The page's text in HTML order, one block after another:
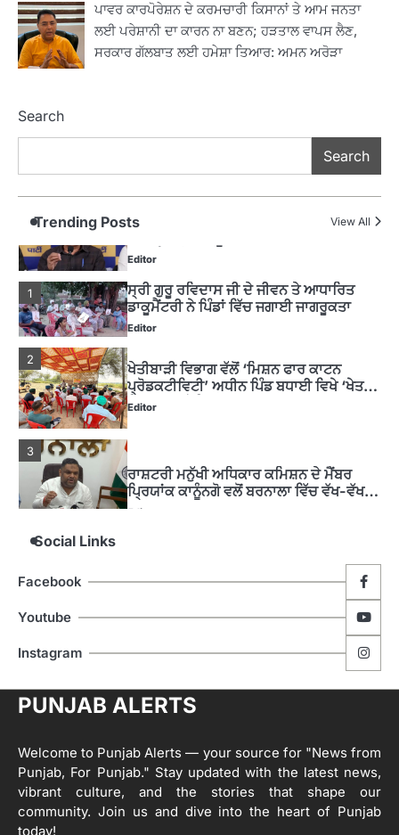
ਪਾਵਰ ਕਾਰਪੋਰੇਸ਼ਨ ਦੇ ਕਰਮਚਾਰੀ ਕਿਸਾਨਾਂ ਤੇ ਆਮ ਜਨਤਾ
ਲਈ ਪਰੇਸ਼ਾਨੀ ਦਾ ਕਾਰਨ ਨਾ ਬਣਨ; ਹੜਤਾਲ ਵਾਪਸ ਲੈਣ,
ਸਰਕਾਰ ਗੱਲਬਾਤ ਲਈ ਹਮੇਸ਼ਾ ਤਿਆਰ: ਅਮਨ ਅਰੋੜਾ
Search
Search
Trending Posts View All
3
ਰਾਸ਼ਟਰੀ ਮਨੁੱਖੀ ਅਧਿਕਾਰ ਕਮਿਸ਼ਨ ਦੇ ਮੈਂਬਰ
ਪ੍ਰਿਯਾਂਕ ਕਾਨੂੰਨਗੋ ਵਲੋਂ ਬਰਨਾਲਾ ਵਿੱਚ ਵੱਖ-ਵੱਖ
4
ਹੁਸ਼ਿਆਰਪੁਰ ਜ਼ਿਲ੍ਹੇ ਵ‘ ਈ.ਐੱਫ. ਡਿਜੀਟਾਈਜ਼ੇਸ਼ਨ
ਦਾ ਕੰਮ 99.92 ਫੀਸਦੀ ਮੁਕੰਮਲ: ਜ਼ਿਲ੍ਹਾ ਚੋਣ
ਅਫ਼ਸਰ
5
ਮੋਦੀ ਜੀ ਪੁਲਿਸ ਦੇ ਦਮ ‘ਤੇ ਨੈਸ਼ਨਲ ਟਾਊਨਹਾਲ
ਹਨ- ਕੇਜਰੀਵਾਲ
Editor
1
ਸ੍ਰੀ ਗੁਰੂ ਰਵਿਦਾਸ ਜੀ ਦੇ ਜੀਵਨ ਤੇ ਆਧਾਰਿਤ
ਡਾਕੂਮੈਂਟਰੀ ਨੇ ਪਿੰਡਾਂ ਵਿੱਚ ਜਗਾਈ ਜਾਗਰੂਕਤਾ
Editor
2
ਖੇਤੀਬਾੜੀ ਵਿਭਾਗ ਵੱਲੋਂ ‘ਮਿਸ਼ਨ ਫਾਰ ਕਾਟਨ
ਪ੍ਰੋਡਕਟੀਵਿਟੀ’ ਅਧੀਨ ਪਿੰਡ ਬਧਾਈ ਵਿਖੇ ‘ਖੇਤ
ਦਿਵਸ’ ਆਯੋਜਿਤ
Editor
3
ਰਾਸ਼ਟਰੀ ਮਨੁੱਖੀ ਅਧਿਕਾਰ ਕਮਿਸ਼ਨ ਦੇ ਮੈਂਬਰ
ਪ੍ਰਿਯਾਂਕ ਕਾਨੂੰਨਗੋ ਵਲੋਂ ਬਰਨਾਲਾ ਵਿੱਚ ਵੱਖ-ਵੱਖ
ਸਕੀਮਾਂ ਦਾ ਜਾਇਜ਼ਾ
Editor
ਹੁਸ਼ਿਆਰਪੁਰ ਜ਼ਿਲ੍ਹੇ ਵ‘ ਈ.ਐੱਫ. ਡਿਜੀਟਾਈਜ਼ੇਸ਼ਨ
5
ਮੋਦੀ ਜੀ ਪੁਲਿਸ ਦੇ ਦਮ ‘ਤੇ ਨੈਸ਼ਨਲ ਟਾਊਨਹਾਲ
ਅਗੇਂਸਟ ਈ-20 ਨੂੰ ਰੋਕਣ ਦੀ ਕੋਸ਼ਿਸ਼ ਕਰ ਰਹੇ
ਹਨ- ਕੇਜਰੀਵਾਲ
Editor
Editor
2
ਖੇਤੀਬਾੜੀ ਵਿਭਾਗ ਵੱਲੋਂ ‘ਮਿਸ਼ਨ ਫਾਰ ਕਾਟਨ
ਪ੍ਰੋਡਕਟੀਵਿਟੀ’ ਅਧੀਨ ਪਿੰਡ ਬਧਾਈ ਵਿਖੇ ‘ਖੇਤ
Social Links
Facebook
Youtube
Instagram
PUNJAB ALERTS
Welcome to Punjab Alerts — your source for "News from
Punjab, For Punjab." Stay updated with the latest news,
vibrant culture, and the stories that shape our
community. Join us and dive into the heart of Punjab
today!